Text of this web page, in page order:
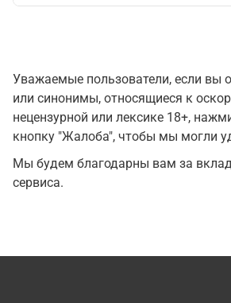
Уважаемые пользователи, если вы
или синонимы, относящиеся к
нецензурной или лексике 18+,
кнопку "Жалоба", чтобы мы могли
Мы будем благодарны вам за
сервиса.